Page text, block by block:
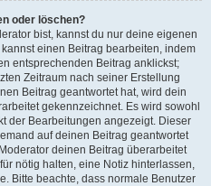
oder löschen?
bist, kannst du nur deine eigenen
einen Beitrag bearbeiten, indem
entsprechenden Beitrag anklickst;
Zeitraum nach seiner Erstellung
Beitrag geantwortet hat, wird dein
gekennzeichnet. Es wird sowohl
der Bearbeitungen angezeigt. Dieser
auf deinen Beitrag geantwortet
deinen Beitrag überarbeitet
nötig halten, eine Notiz hinterlassen,
Bitte beachte, dass normale Benutzer